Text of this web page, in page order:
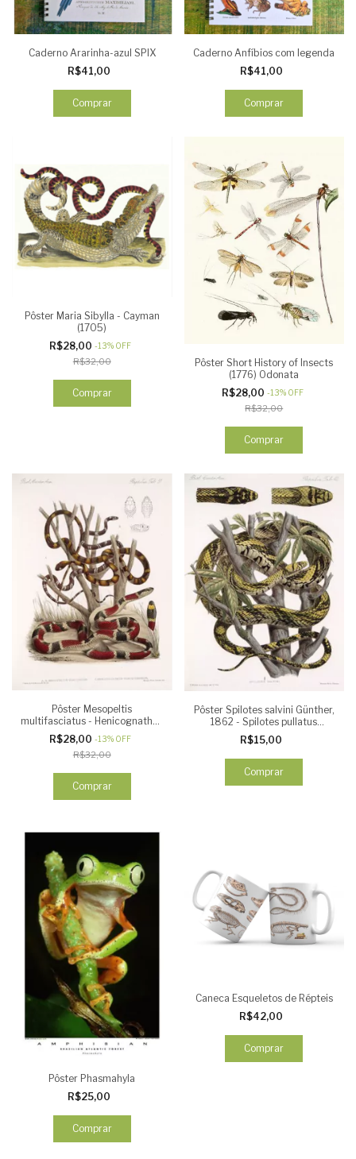
Caderno Ararinha-azul SPIX
R$41,00
Comprar
Caderno Anfíbios com legenda
R$41,00
Comprar
Pôster Maria Sibylla - Cayman
(1705)
R$28,00-13% OFF
R$32,00
Comprar
Pôster Short History of Insects
(1776) Odonata
R$28,00 -13% OFF
R$32,00
Comprar
Pôster Mesopeltis
multifasciatus - Henicognathus
venustissimus
R$28,00-13% OFF
R$32,00
Comprar
Pôster Spilotes salvini Günther,
1862 - Spilotes pullatus
(Linneus, 1758)
R$15,00
Comprar
Pôster Phasmahyla
R$25,00
Comprar
Caneca Esqueletos de Répteis
R$42,00
Comprar